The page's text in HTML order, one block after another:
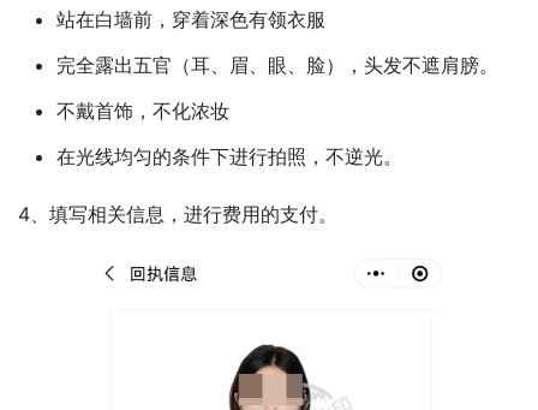
站在白墙前，穿着深色有领衣服
完全露出五官（耳、眉、眼、脸），头发不遮肩膀。
不戴首饰，不化浓妆
在光线均匀的条件下进行拍照，不逆光。
4、填写相关信息，进行费用的支付。